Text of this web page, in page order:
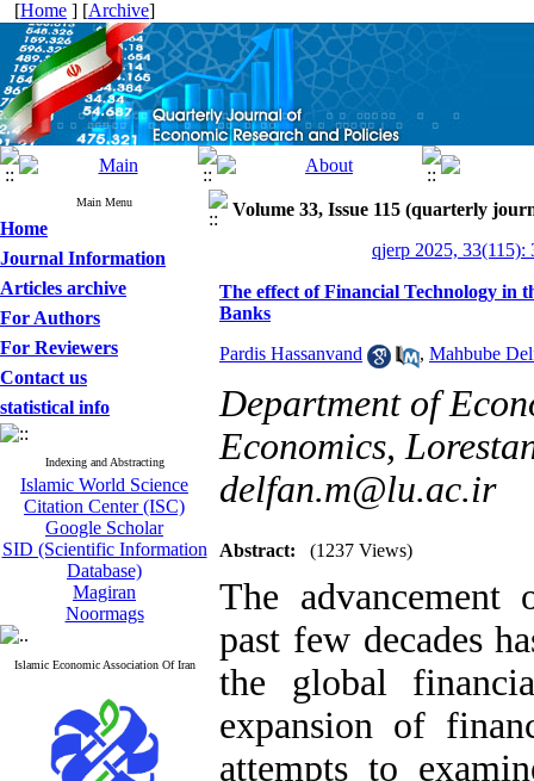
[Home ] [Archive]
Main Menu
Home
Journal Information
Articles archive
For Authors
For Reviewers
Contact us
statistical info
Indexing and Abstracting
Islamic World Science
Citation Center (ISC)
Google Scholar
SID (Scientific Information
Database)
Magiran
Noormags
Islamic Economic Association Of Iran
Volume 33, Issue 115 (quarterly
qjerp 2025, 33(115):
The effect of Financial Technology in
Banks
Pardis Hassanvand , Mahbube
Department of
Economics,
delfan.m@lu.ac.ir
Abstract: (1237 Views)
The
past few decades
the global
expansion of
attempts to